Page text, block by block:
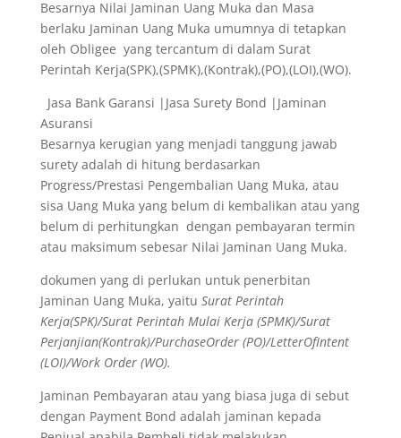
Besarnya Nilai Jaminan Uang Muka dan Masa
berlaku Jaminan Uang Muka umumnya di tetapkan
oleh Obligee yang tercantum di dalam Surat
Perintah Kerja(SPK),(SPMK),(Kontrak),(PO),(LOI),(WO).
Jasa Bank Garansi |Jasa Surety Bond |Jaminan
Asuransi
Besarnya kerugian yang menjadi tanggung jawab
surety adalah di hitung berdasarkan
Progress/Prestasi Pengembalian Uang Muka, atau
sisa Uang Muka yang belum di kembalikan atau yang
belum di perhitungkan dengan pembayaran termin
atau maksimum sebesar Nilai Jaminan Uang Muka.
dokumen yang di perlukan untuk penerbitan
Jaminan Uang Muka, yaitu Surat Perintah
Kerja(SPK)/Surat Perintah Mulai Kerja (SPMK)/Surat
Perjanjian(Kontrak)/PurchaseOrder (PO)/LetterOfIntent
(LOI)/Work Order (WO).
Jaminan Pembayaran atau yang biasa juga di sebut
dengan Payment Bond adalah jaminan kepada